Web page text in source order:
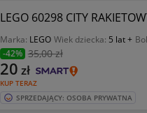
LEGO 60298 CITY
Marka: LEGO Wiek dziecka: 5 lat +
-42% 35,00 zł
KUP TERAZ
20 zł
SPRZEDAJĄCY: OSOBA PRYWATNA